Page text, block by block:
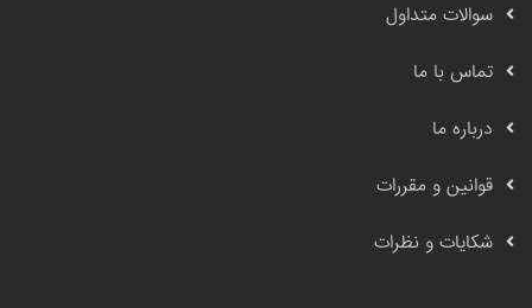
سوالات متداول
تماس با ما
درباره ما
قوانین و مقررات
شکایات و نظرات